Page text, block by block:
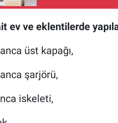
ev ve eklentilerde
üst kapağı,
şarjörü,
iskeleti,